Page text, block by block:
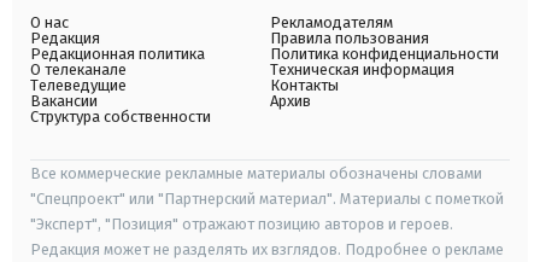
О нас
Редакция
Редакционная политика
О телеканале
Телеведущие
Вакансии
Структура собственности
Рекламодателям
Правила пользования
Политика конфиденциальности
Техническая информация
Контакты
Архив
Все коммерческие рекламные материалы обозначены словами
"Спецпроект" или "Партнерский материал". Материалы с пометкой
"Эксперт", "Позиция" отражают позицию авторов и героев.
Редакция может не разделять их взглядов. Подробнее о рекламе